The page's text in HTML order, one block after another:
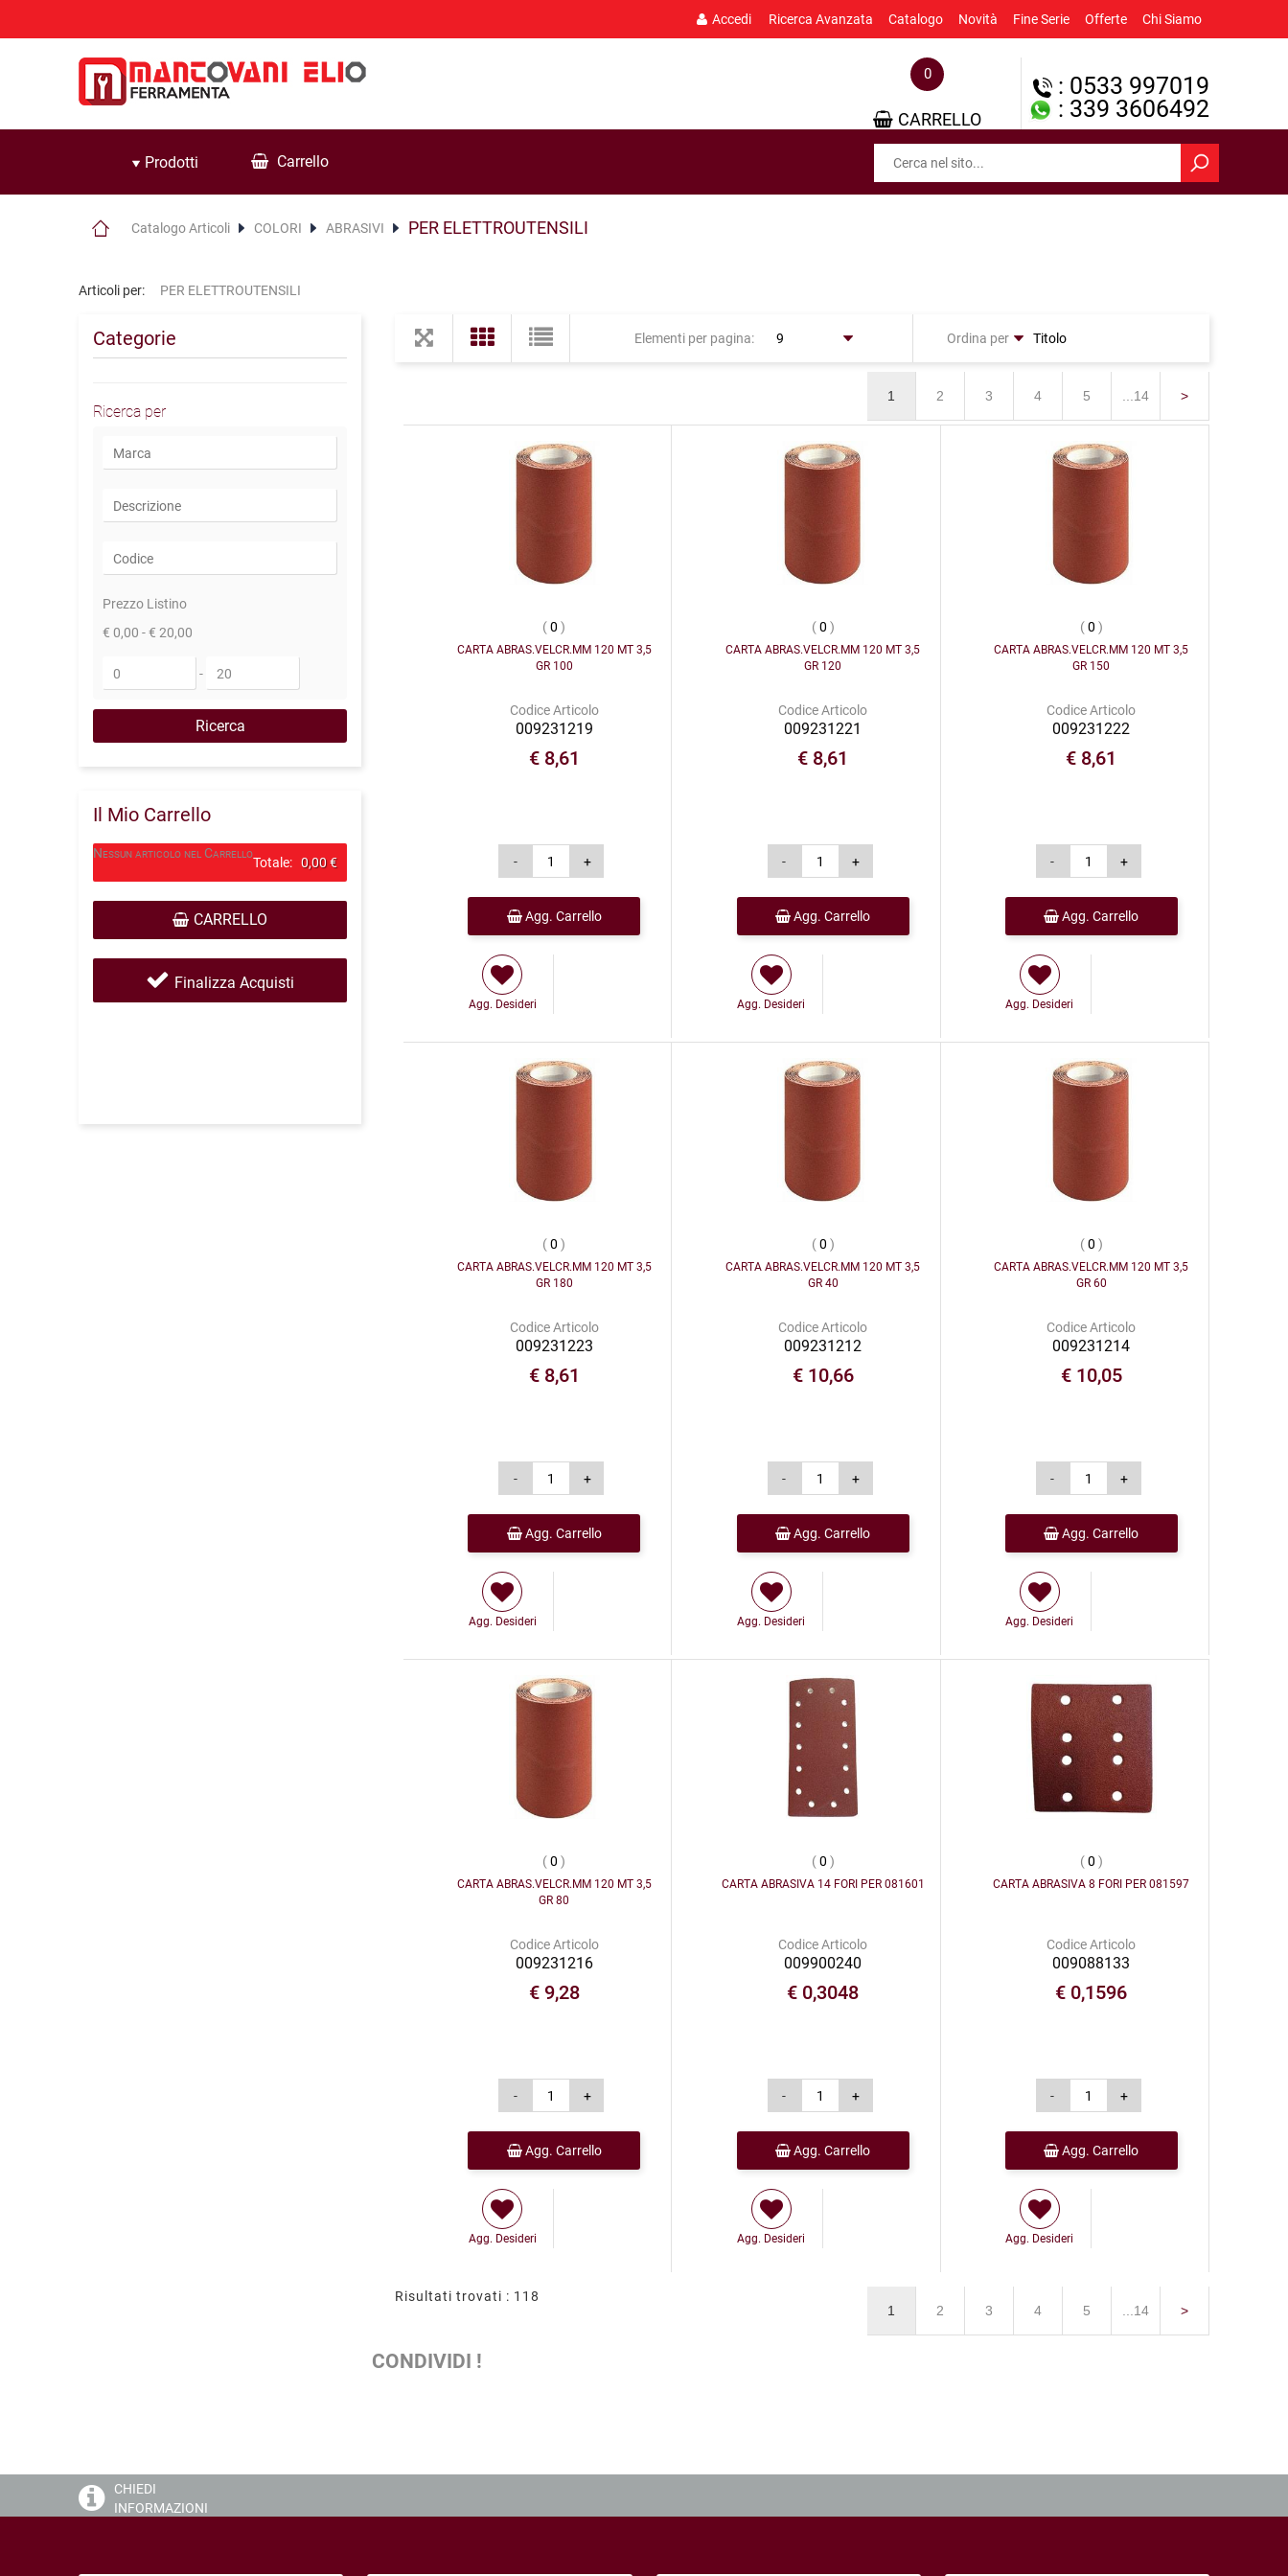
Ricerca Avanzata Catalogo Novità Fine Serie Offerte Chi Siamo
Accedi
: 0533 997019
: 339 3606492
0
CARRELLO
Prodotti Carrello
Catalogo Articoli COLORI ABRASIVI PER ELETTROUTENSILI
Articoli per: PER ELETTROUTENSILI
Categorie
Ricerca per
Prezzo Listino
€ 0,00 - € 20,00
-
Il Mio Carrello
Nessun articolo nel Carrello
Totale: 0,00 €
CARRELLO
Finalizza Acquisti
Elementi per pagina: Ordina per
1 2 3 4 5 ...14 >
(0)
CARTA ABRAS.VELCR.MM 120 MT 3,5
GR 100
Codice Articolo
009231219
€ 8,61
Agg. Carrello
Agg. Desideri
(0 )
CARTA ABRAS.VELCR.MM 120 MT 3,5
GR 120
Codice Articolo
009231221
€ 8,61
Agg. Carrello
Agg. Desideri
(0 )
CARTA ABRAS.VELCR.MM 120 MT 3,5
GR 150
Codice Articolo
009231222
€ 8,61
Agg. Carrello
Agg. Desideri
(0)
CARTA ABRAS.VELCR.MM 120 MT 3,5
GR 180
Codice Articolo
009231223
€ 8,61
Agg. Carrello
Agg. Desideri
(0 )
CARTA ABRAS.VELCR.MM 120 MT 3,5
GR 40
Codice Articolo
009231212
€ 10,66
Agg. Carrello
Agg. Desideri
(0 )
CARTA ABRAS.VELCR.MM 120 MT 3,5
GR 60
Codice Articolo
009231214
€ 10,05
Agg. Carrello
Agg. Desideri
(0)
CARTA ABRAS.VELCR.MM 120 MT 3,5
GR 80
Codice Articolo
009231216
€ 9,28
Agg. Carrello
Agg. Desideri
(0 )
CARTA ABRASIVA 14 FORI PER 081601
Codice Articolo
009900240
€ 0,3048
Agg. Carrello
Agg. Desideri
(0 )
CARTA ABRASIVA 8 FORI PER 081597
Codice Articolo
009088133
€ 0,1596
Agg. Carrello
Agg. Desideri
Risultati trovati : 118
1
2 3 4 5 ...14 >
CONDIVIDI !
CHIEDI
INFORMAZIONI